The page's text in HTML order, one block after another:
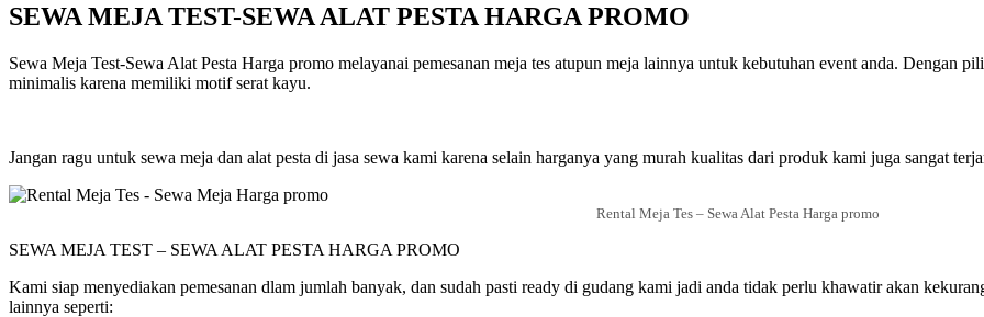
SEWA MEJA TEST-SEWA ALAT PESTA HARGA PROMO
Sewa Meja Test-Sewa Alat Pesta Harga promo melayanai pemesanan meja tes atupun meja lainnya untuk kebutuhan event anda. Dengan
minimalis karena memiliki motif serat kayu.
Jangan ragu untuk sewa meja dan alat pesta di jasa sewa kami karena selain harganya yang murah kualitas dari produk kami juga sangat
Rental Meja Tes – Sewa Alat Pesta Harga promo
SEWA MEJA TEST – SEWA ALAT PESTA HARGA PROMO
Kami siap menyediakan pemesanan dlam jumlah banyak, dan sudah pasti ready di gudang kami jadi anda tidak perlu khawatir akan
lainnya seperti: